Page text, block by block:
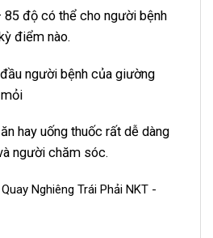
85 độ có thể cho người bệnh
điểm nào.
người bệnh của giường
hay uống thuốc rất dễ dàng
người chăm sóc.